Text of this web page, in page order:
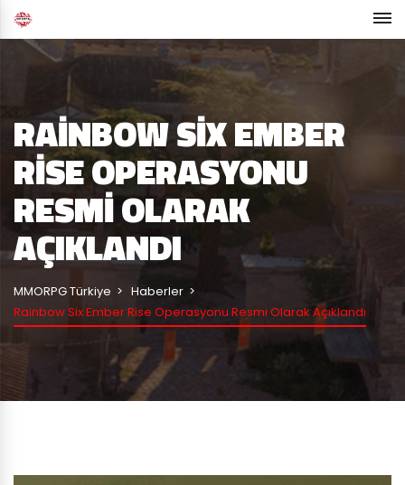
RAINBOW SIX EMBER
RISE OPERASYONU
RESMI OLARAK
AÇIKLANDI
MMORPG Türkiye
Haberler
Rainbow Six Ember Rise Operasyonu Resmi Olarak Açıklandı